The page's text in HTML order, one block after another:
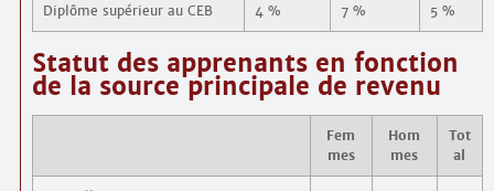
Diplôme supérieur au CEB 4 % 7 % 5 %
Statut des apprenants en fonction
de la source principale de revenu
Fem
mes
Hom
mes
Tot
al